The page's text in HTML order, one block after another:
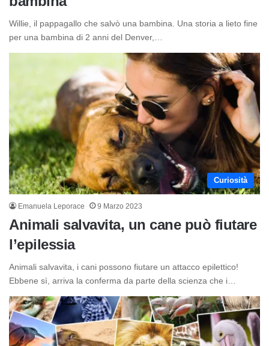
Willie, il pappagallo che salvò una bambina. Una storia a lieto fine
per una bambina di 2 anni del Denver,…
Curiosità
Emanuela Leporace 9 Marzo 2023
Animali salvavita, un cane può fiutare
l’epilessia
Animali salvavita, i cani possono fiutare un attacco epilettico!
Ebbene sì, arriva la conferma da parte della scienza che i…